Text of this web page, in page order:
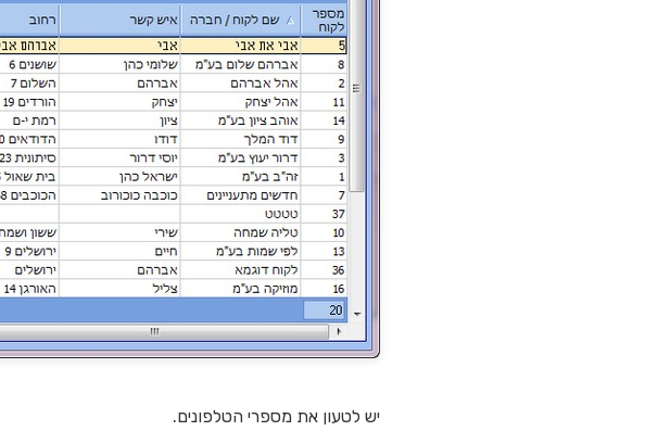
יש לטעון את מספרי הטלפונים.